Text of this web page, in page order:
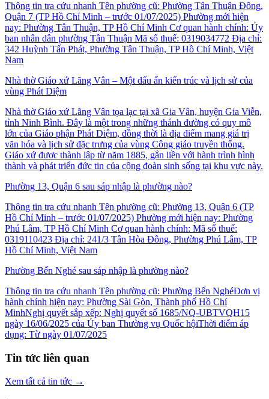
Thông tin tra cứu nhanh Tên phường cũ: Phường Tân Thuận Đông,
Quận 7 (TP Hồ Chí Minh – trước 01/07/2025) Phường mới hiện
nay: Phường Tân Thuận, TP Hồ Chí Minh Cơ quan hành chính: Ủy
ban nhân dân phường Tân Thuận Mã số thuế: 0319034772 Địa chỉ:
342 Huỳnh Tấn Phát, Phường Tân Thuận, TP Hồ Chí Minh, Việt
Nam
Nhà thờ Giáo xứ Lãng Vân – Một dấu ấn kiến trúc và lịch sử của
vùng Phát Diệm
Nhà thờ Giáo xứ Lãng Vân tọa lạc tại xã Gia Vân, huyện Gia Viễn,
tỉnh Ninh Bình. Đây là một trong những thánh đường có quy mô
lớn của Giáo phận Phát Diệm, đồng thời là địa điểm mang giá trị
văn hóa và lịch sử đặc trưng của vùng Công giáo truyền thống.
Giáo xứ được thành lập từ năm 1885, gắn liền với hành trình hình
thành và phát triển đức tin của cộng đoàn sinh sống tại khu vực này.
Phường 13, Quận 6 sau sáp nhập là phường nào?
Thông tin tra cứu nhanh Tên phường cũ: Phường 13, Quận 6 (TP
Hồ Chí Minh – trước 01/07/2025) Phường mới hiện nay: Phường
Phú Lâm, TP Hồ Chí Minh Cơ quan hành chính: Mã số thuế:
0319110423 Địa chỉ: 241/3 Tân Hòa Đông, Phường Phú Lâm, TP
Hồ Chí Minh, Việt Nam
Phường Bến Nghé sau sáp nhập là phường nào?
Thông tin tra cứu nhanh Tên phường cũ: Phường Bến NghéĐơn vị
hành chính hiện nay: Phường Sài Gòn, Thành phố Hồ Chí
MinhNghị quyết sắp xếp: Nghị quyết số 1685/NQ-UBTVQH15
ngày 16/06/2025 của Ủy ban Thường vụ Quốc hộiThời điểm áp
dụng: Từ ngày 01/07/2025
Tin tức liên quan
Xem tất cả tin tức →